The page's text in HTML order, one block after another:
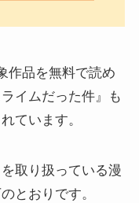
作品を無料で読め
イムだった件』も
ています。
取り扱っている漫
とおりです。